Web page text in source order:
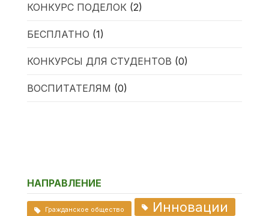
КОНКУРС ПОДЕЛОК (2)
БЕСПЛАТНО (1)
КОНКУРСЫ ДЛЯ СТУДЕНТОВ (0)
ВОСПИТАТЕЛЯМ (0)
НАПРАВЛЕНИЕ
Гражданское общество Инновации